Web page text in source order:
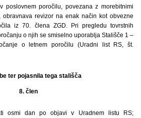
poslovnem poročilu, povezana z morebitnimi
obravnava revizor na enak način kot obvezne
iz 70. člena ZGD. Pri pregledu tovrstnih
o njih se smiselno uporablja Stališče 1 –
o letnem poročilu (Uradni list RS, št.
ter pojasnila tega stališča
8. člen
osmi dan po objavi v Uradnem listu RS;